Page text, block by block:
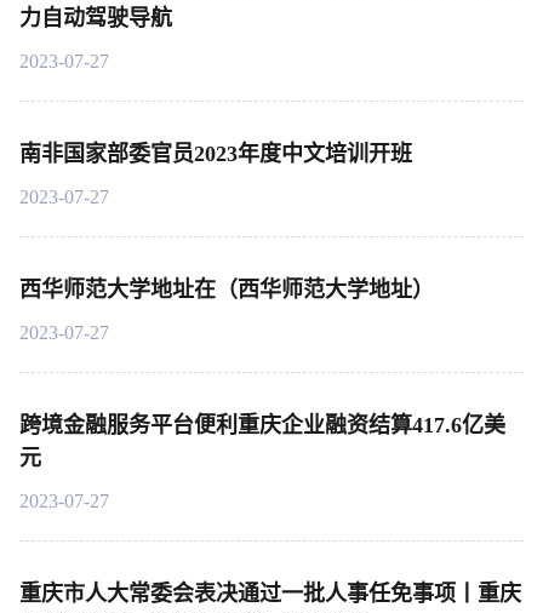
力自动驾驶导航
2023-07-27
南非国家部委官员2023年度中文培训开班
2023-07-27
西华师范大学地址在（西华师范大学地址）
2023-07-27
跨境金融服务平台便利重庆企业融资结算417.6亿美
元
2023-07-27
重庆市人大常委会表决通过一批人事任免事项丨重庆